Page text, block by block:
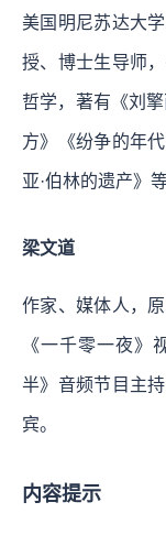
美国明尼苏达大
授、博士生导师
哲学，著有《刘
方》《纷争的年
亚·伯林的遗产》等
梁文道
作家、媒体人，
《一千零一夜》
半》音频节目主
宾。
内容提示